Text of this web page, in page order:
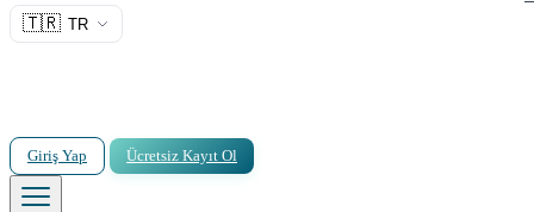
🇹🇷 TR
Giriş Yap Ücretsiz Kayıt Ol